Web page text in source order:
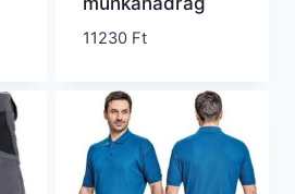
11230 Ft